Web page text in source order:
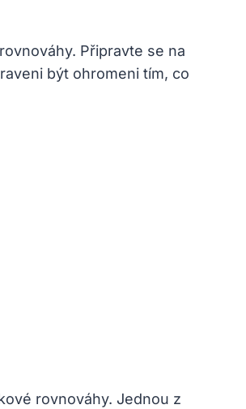
Připravte se na
být ohromeni tím, co
rovnováhy. Jednou z